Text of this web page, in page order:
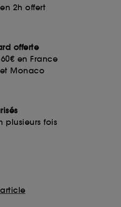
2h offert
offerte
en France
Monaco
plusieurs fois